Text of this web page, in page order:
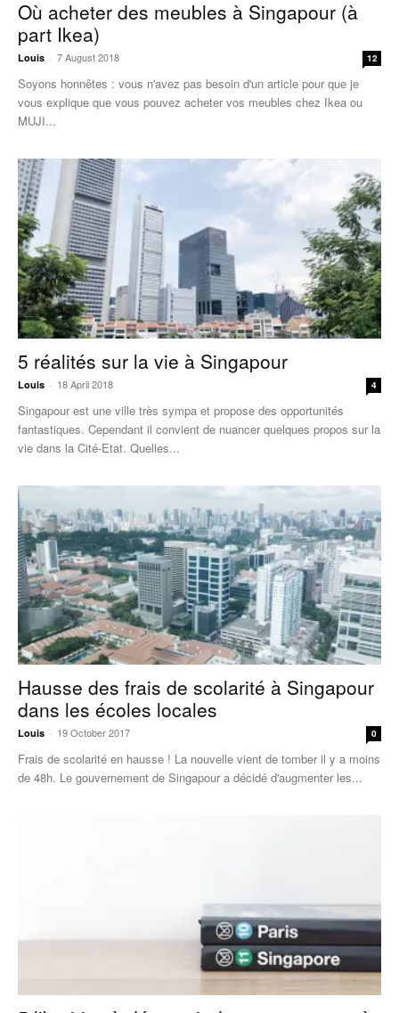
Où acheter des meubles à Singapour (à
part Ikea)
Louis - 7 August 2018 12
Soyons honnêtes : vous n'avez pas besoin d'un article pour que je
vous explique que vous pouvez acheter vos meubles chez Ikea ou
MUJI...
5 réalités sur la vie à Singapour
Louis - 18 April 2018 4
Singapour est une ville très sympa et propose des opportunités
fantastiques. Cependant il convient de nuancer quelques propos sur la
vie dans la Cité-Etat. Quelles...
Hausse des frais de scolarité à Singapour
dans les écoles locales
Louis - 19 October 2017 0
Frais de scolarité en hausse ! La nouvelle vient de tomber il y a moins
de 48h. Le gouvernement de Singapour a décidé d'augmenter les...